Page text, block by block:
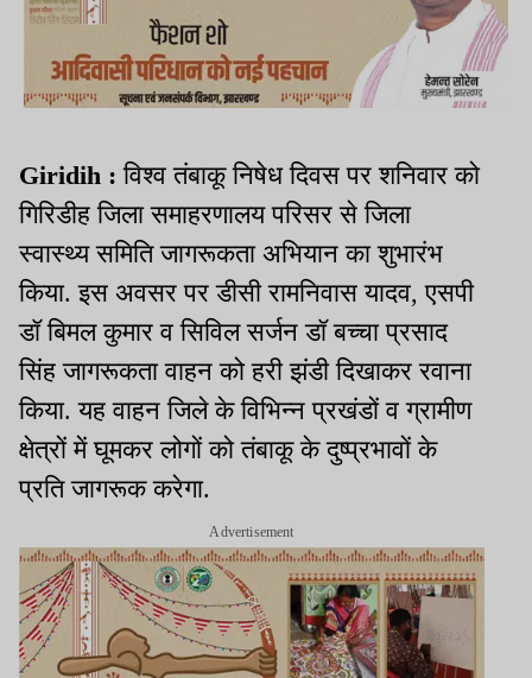
Giridih : विश्व तंबाकू निषेध दिवस पर शनिवार को
गिरिडीह जिला समाहरणालय परिसर से जिला
स्वास्थ्य समिति जागरूकता अभियान का शुभारंभ
किया. इस अवसर पर डीसी रामनिवास यादव, एसपी
डॉ बिमल कुमार व सिविल सर्जन डॉ बच्चा प्रसाद
सिंह जागरूकता वाहन को हरी झंडी दिखाकर रवाना
किया. यह वाहन जिले के विभिन्न प्रखंडों व ग्रामीण
क्षेत्रों में घूमकर लोगों को तंबाकू के दुष्प्रभावों के
प्रति जागरूक करेगा.
Advertisement